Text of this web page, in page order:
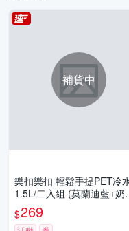
補貨中
樂扣樂扣 輕鬆手提PET冷
1.5L/二入組 (莫蘭迪藍+奶
色)
$269